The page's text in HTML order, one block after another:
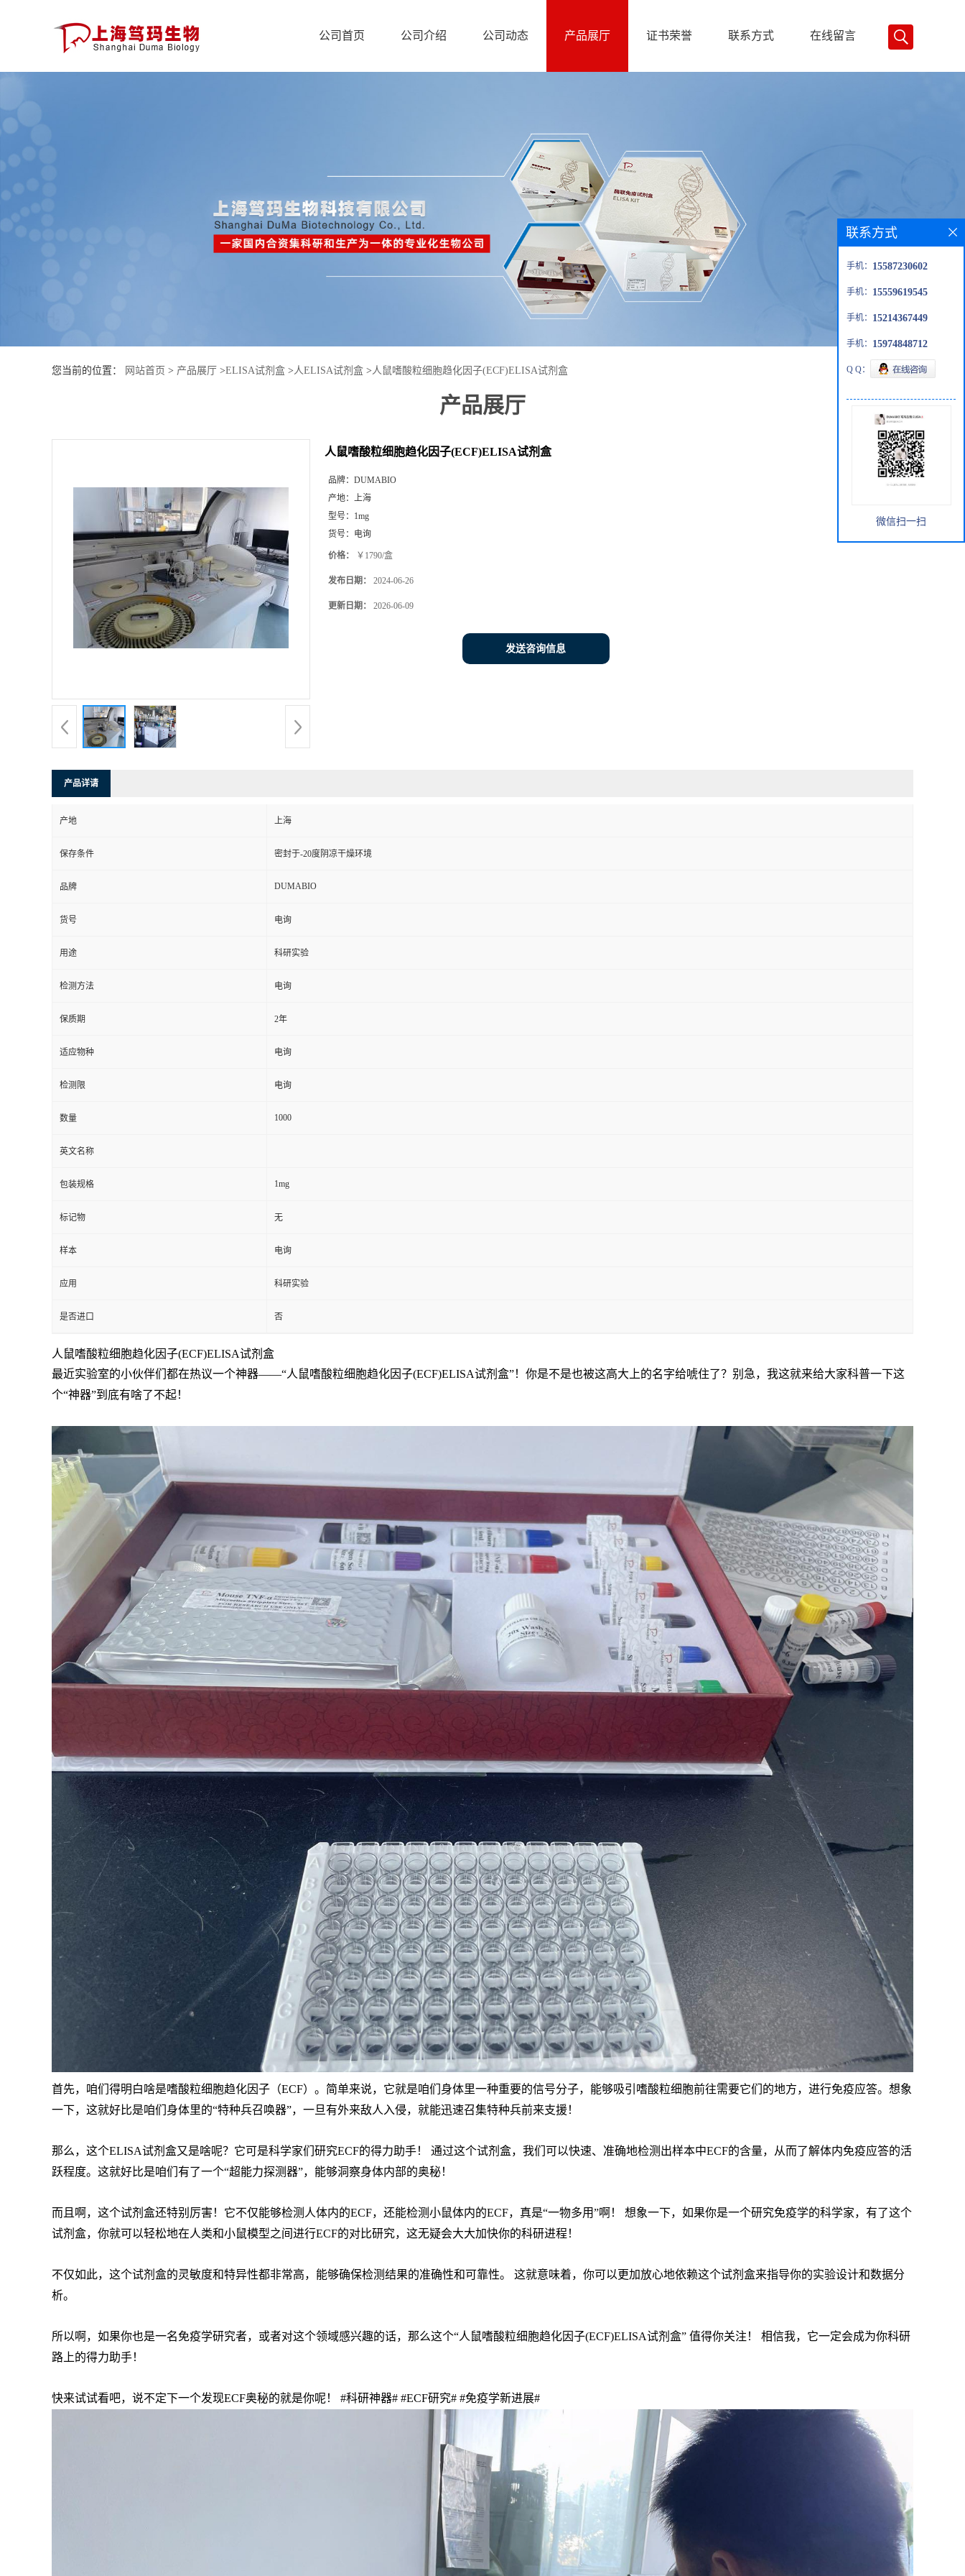
首
公司首页 公司介绍 公司动态 产品展厅 证书荣誉 联系方式 在线留言
您当前的位置： 网站首页 > 产品展厅 >ELISA试剂盒 > 人ELISA试剂盒 > 人鼠嗜酸粒细胞趋化因子(ECF)ELISA试剂盒
产品展厅
人鼠嗜酸粒细胞趋化因子(ECF)ELISA试剂盒
品牌： DUMABIO
产地：
上海
型号： 1mg
货号： 电询
价格： ￥1790/盒
发布日期： 2024-06-26
更新日期： 2026-06-09
发送咨询信息
产品详请
产地 上海
保存条件 密封于-20度阴凉干燥环境
品牌 DUMABIO
货号 电询
用途 科研实验
检测方法 电询
保质期 2年
适应物种 电询
检测限 电询
数量 1000
英文名称
包装规格 1mg
标记物 无
样本 电询
应用 科研实验
是否进口 否
人鼠嗜酸粒细胞趋化因子(ECF)ELISA试剂盒
最近实验室的小伙伴们都在热议一个神器——“人鼠嗜酸粒细胞趋化因子(ECF)ELISA试剂盒”！你是不是也被这高大上的名字给唬住了？别急，我这就来给大家科普一下这
个“神器”到底有啥了不起！
首先，咱们得明白啥是嗜酸粒细胞趋化因子（ECF）。简单来说，它就是咱们身体里一种重要的信号分子，能够吸引嗜酸粒细胞前往需要它们的地方，进行免疫应答。想象
一下，这就好比是咱们身体里的“特种兵召唤器”，一旦有外来敌人入侵，就能迅速召集特种兵前来支援！
那么，这个ELISA试剂盒又是啥呢？它可是科学家们研究ECF的得力助手！ 通过这个试剂盒，我们可以快速、准确地检测出样本中ECF的含量，从而了解体内免疫应答的活
跃程度。这就好比是咱们有了一个“超能力探测器”，能够洞察身体内部的奥秘！
而且啊，这个试剂盒还特别厉害！它不仅能够检测人体内的ECF，还能检测小鼠体内的ECF，真是“一物多用”啊！ 想象一下，如果你是一个研究免疫学的科学家，有了这个
试剂盒，你就可以轻松地在人类和小鼠模型之间进行ECF的对比研究，这无疑会大大加快你的科研进程！
不仅如此，这个试剂盒的灵敏度和特异性都非常高，能够确保检测结果的准确性和可靠性。 这就意味着，你可以更加放心地依赖这个试剂盒来指导你的实验设计和数据分
析。
所以啊，如果你也是一名免疫学研究者，或者对这个领域感兴趣的话，那么这个“人鼠嗜酸粒细胞趋化因子(ECF)ELISA试剂盒” 值得你关注！ 相信我，它一定会成为你科研
路上的得力助手！
快来试试看吧，说不定下一个发现ECF奥秘的就是你呢！ #科研神器# #ECF研究# #免疫学新进展#
联系方式
手机： 15587230602
手机： 15559619545
手机： 15214367449
手机： 15974848712
Q Q：
微信扫一扫